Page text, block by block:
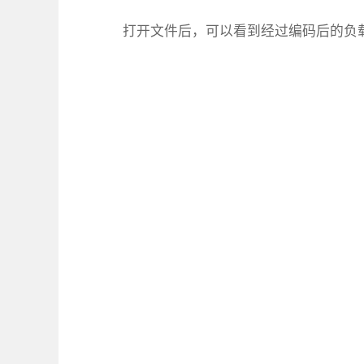
打开文件后，可以看到经过编码后的负